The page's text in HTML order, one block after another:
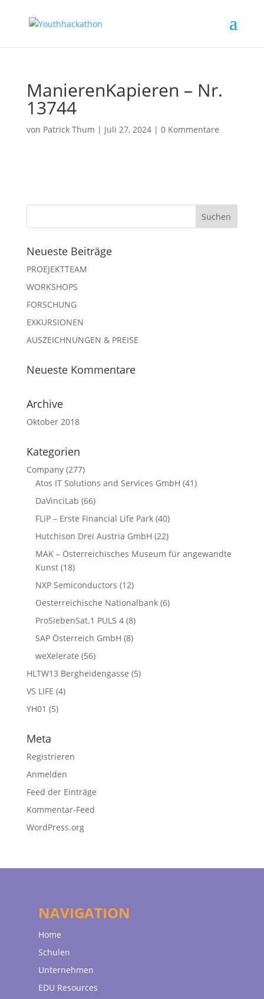
ManierenKapieren – Nr.
13744
von Patrick Thum | Juli 27, 2024| 0 Kommentare
Neueste Beiträge
PROEJEKTTEAM
WORKSHOPS
FORSCHUNG
EXKURSIONEN
AUSZEICHNUNGEN & PREISE
Neueste Kommentare
Archive
Oktober 2018
Kategorien
Company(277)
Atos IT Solutions and Services GmbH (41)
DaVinciLab (66)
FLiP – Erste Financial Life Park(40)
Hutchison Drei Austria GmbH (22)
MAK – Österreichisches Museum für angewandte
Kunst(18)
NXP Semiconductors (12)
Oesterreichische Nationalbank(6)
ProSiebenSat.1 PULS 4(8)
SAP Österreich GmbH (8)
weXelerate (56)
HLTW13 Bergheidengasse (5)
VS LIFE (4)
YH01 (5)
Meta
Registrieren
Anmelden
Feed der Einträge
Kommentar-Feed
WordPress.org
NAVIGATION
Home
Schulen
Unternehmen
EDU Resources